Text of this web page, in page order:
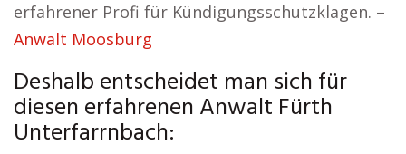
erfahrener Profi für Kündigungsschutzklagen. –
Anwalt Moosburg
Deshalb entscheidet man sich für
diesen erfahrenen Anwalt Fürth
Unterfarrnbach: